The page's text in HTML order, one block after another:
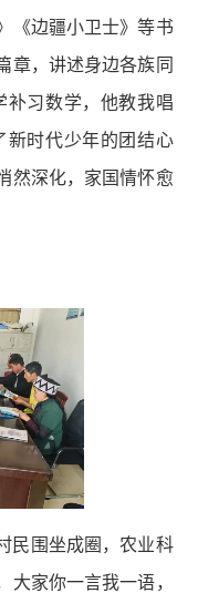
《边疆小卫士》等书
章，讲述身边各族同
补习数学，他教我唱
新时代少年的团结心
然深化，家国情怀愈
民围坐成圈，农业科
大家你一言我一语，